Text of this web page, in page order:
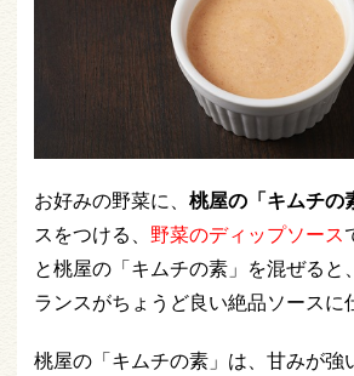
お好みの野菜に、 桃屋の「キムチの
スをつける、 野菜のディップソース
と桃屋の「キムチの素」を混ぜると
ランスがちょうど良い絶品ソースに
桃屋の「キムチの素」は、甘みが強